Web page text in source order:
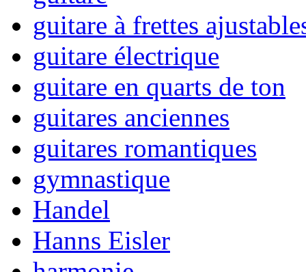
guitare à frettes
guitare électrique
guitare en quarts de ton
guitares anciennes
guitares romantiques
gymnastique
Handel
Hanns Eisler